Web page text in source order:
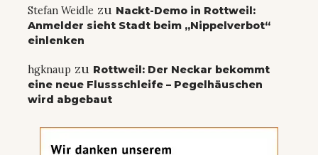
Stefan Weidle zu Nackt-Demo in Rottweil:
Anmelder sieht Stadt beim „Nippelverbot“
einlenken
hgknaup zu Rottweil: Der Neckar bekommt
eine neue Flussschleife – Pegelhäuschen
wird abgebaut